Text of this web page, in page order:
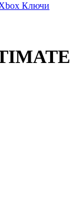
Ключи